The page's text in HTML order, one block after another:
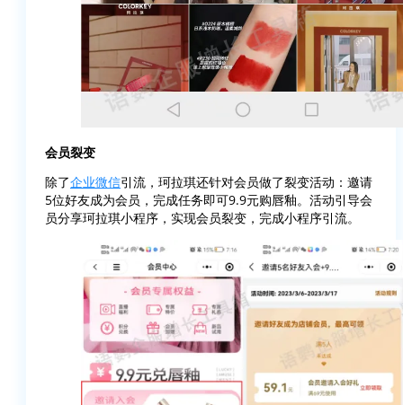
会员裂变
除了企业微信引流，珂拉琪还针对会员做了裂变活动：邀请
5位好友成为会员，完成任务即可9.9元购唇釉。活动引导会
员分享珂拉琪小程序，实现会员裂变，完成小程序引流。